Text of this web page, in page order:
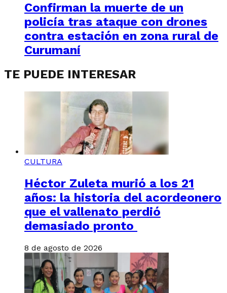
Confirman la muerte de un
policía tras ataque con drones
contra estación en zona rural de
Curumaní
TE PUEDE INTERESAR
CULTURA
Héctor Zuleta murió a los 21
años: la historia del acordeonero
que el vallenato perdió
demasiado pronto
8 de agosto de 2026